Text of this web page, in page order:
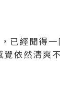
已經聞得
依然清爽